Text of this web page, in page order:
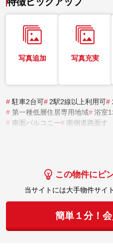
写真追加 写真充実
# 駐車2台可# 2駅2線以上利用可#
# 第一種低層住居専用地域# 浴室
# 南面バルコニー# 南側道路面す
実際にこの物件を
実際に見
この物件にピ
当サイトには大手物件サイ
簡単１分！